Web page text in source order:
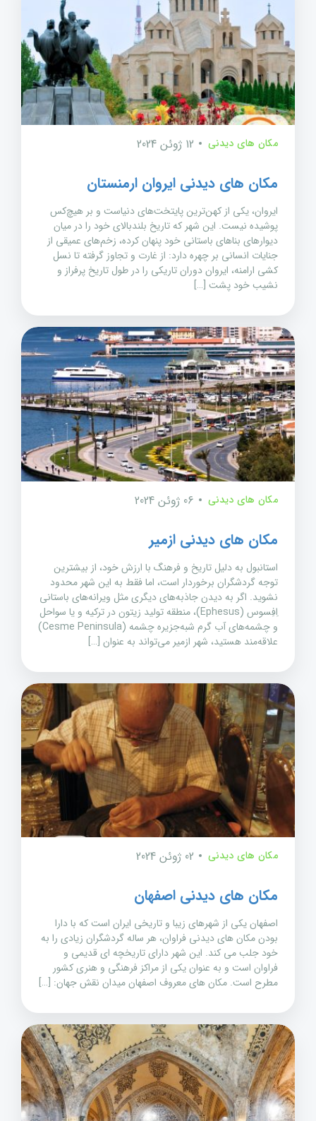
مکان های دیدنی 12 ژوئن 2024
مکان های دیدنی ایروان ارمنستان
ایروان، یکی از کهن‌ترین پایتخت‌های دنیاست و بر هیچ‌کس
پوشیده نیست. این شهر که تاریخ بلندبالای خود را در میان
دیوارهای بناهای باستانی خود پنهان کرده، زخم‌های عمیقی از
جنایات انسانی بر چهره دارد: از غارت و تجاوز گرفته تا نسل
کشی ارامنه، ایروان دوران تاریکی را در طول تاریخ پرفراز و
نشیب خود پشت […]
مکان های دیدنی 06 ژوئن 2024
مکان های دیدنی ازمیر
استانبول به دلیل تاریخ و فرهنگ با ارزش خود، از بیشترین
توجه گردشگران برخوردار است، اما فقط به این شهر محدود
نشوید. اگر به دیدن جاذبه‌های دیگری مثل ویرانه‌های باستانی
اِفِسوس (Ephesus)، منطقه تولید زیتون در ترکیه و یا سواحل
و چشمه‌های آب گرم شبه‌جزیره چشمه (Cesme Peninsula)
علاقه‌مند هستید، شهر ازمیر می‌تواند به عنوان […]
مکان های دیدنی 02 ژوئن 2024
مکان های دیدنی اصفهان
اصفهان یکی از شهرهای زیبا و تاریخی ایران است که با دارا
بودن مکان های دیدنی فراوان، هر ساله گردشگران زیادی را به
خود جلب می کند. این شهر دارای تاریخچه ای قدیمی و
فراوان است و به عنوان یکی از مراکز فرهنگی و هنری کشور
مطرح است. مکان های معروف اصفهان میدان نقش جهان: […]